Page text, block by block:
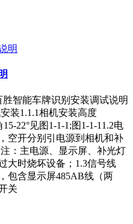
智能车牌识别安装调试说明
装1.1.1相机安装高度
22°见图1-1-1;图1-1-11.2电
空开分别引电源到相机和补
：主电源、显示屏、补光灯
大时烧坏设备；1.3信号线
包含显示屏485AB线（两
关